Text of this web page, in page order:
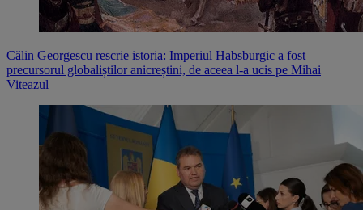
Călin Georgescu rescrie istoria: Imperiul Habsburgic a fost
precursorul globaliștilor anicreștini, de aceea l-a ucis pe Mihai
Viteazul